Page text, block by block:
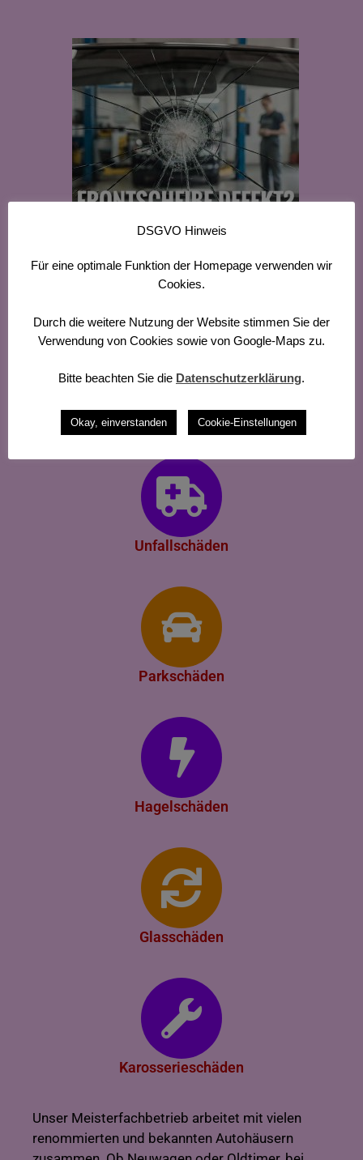
Lackschäden
Unfallschäden
Parkschäden
Hagelschäden
Glasschäden
Karosserieschäden
Unser Meisterfachbetrieb arbeitet mit vielen
renommierten und bekannten Autohäusern
DSGVO Hinweis
Für eine optimale Funktion der Homepage verwenden wir
Cookies.
Durch die weitere Nutzung der Website stimmen Sie der
Verwendung von Cookies sowie von Google-Maps zu.
Bitte beachten Sie die Datenschutzerklärung.
Okay, einverstanden Cookie-Einstellungen